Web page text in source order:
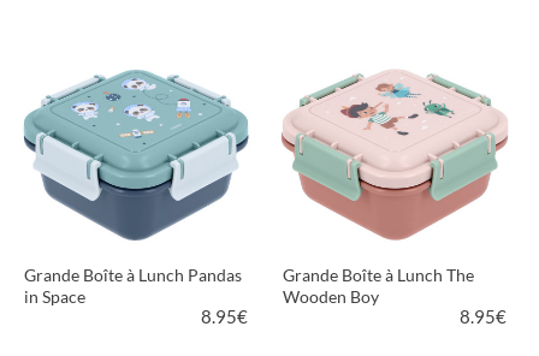
Grande Boîte à Lunch Pandas
in Space
8.95€
Grande Boîte à Lunch The
Wooden Boy
8.95€